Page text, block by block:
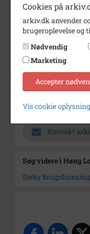
Dateringsnote
Fotograf
Se på kort
Type
Enhed
Arkiv
Kontakt
Søg videre i Høng
Sæby Brugsforening
Cookies på
arkiv.dk anvender
brugeroplevelse og
Nødvendig
Marketing
Accepter
Vis cookie